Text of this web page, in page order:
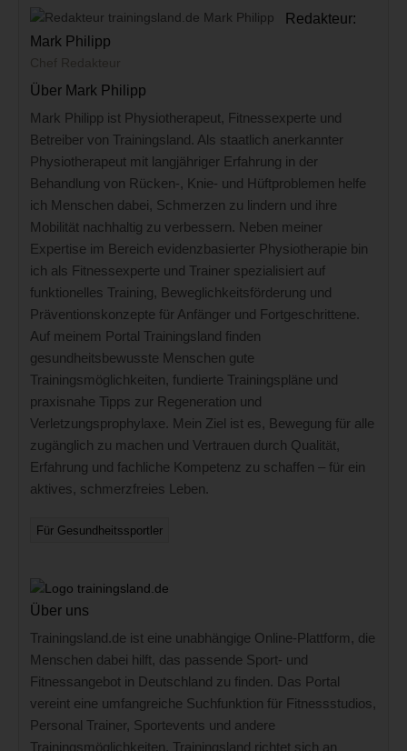
Redakteur:
Mark Philipp
Chef Redakteur
Über Mark Philipp
Mark Philipp ist Physiotherapeut, Fitnessexperte und
Betreiber von Trainingsland. Als staatlich anerkannter
Physiotherapeut mit langjähriger Erfahrung in der
Behandlung von Rücken-, Knie- und Hüftproblemen helfe
ich Menschen dabei, Schmerzen zu lindern und ihre
Mobilität nachhaltig zu verbessern. Neben meiner
Expertise im Bereich evidenzbasierter Physiotherapie bin
ich als Fitnessexperte und Trainer spezialisiert auf
funktionelles Training, Beweglichkeitsförderung und
Präventionskonzepte für Anfänger und Fortgeschrittene.
Auf meinem Portal Trainingsland finden
gesundheitsbewusste Menschen gute
Trainingsmöglichkeiten, fundierte Trainingspläne und
praxisnahe Tipps zur Regeneration und
Verletzungsprophylaxe. Mein Ziel ist es, Bewegung für alle
zugänglich zu machen und Vertrauen durch Qualität,
Erfahrung und fachliche Kompetenz zu schaffen – für ein
aktives, schmerzfreies Leben.
Für Gesundheitssportler
Über uns
Trainingsland.de ist eine unabhängige Online-Plattform, die
Menschen dabei hilft, das passende Sport- und
Fitnessangebot in Deutschland zu finden. Das Portal
vereint eine umfangreiche Suchfunktion für Fitnessstudios,
Personal Trainer, Sportevents und andere
Trainingsmöglichkeiten. Trainingsland richtet sich an